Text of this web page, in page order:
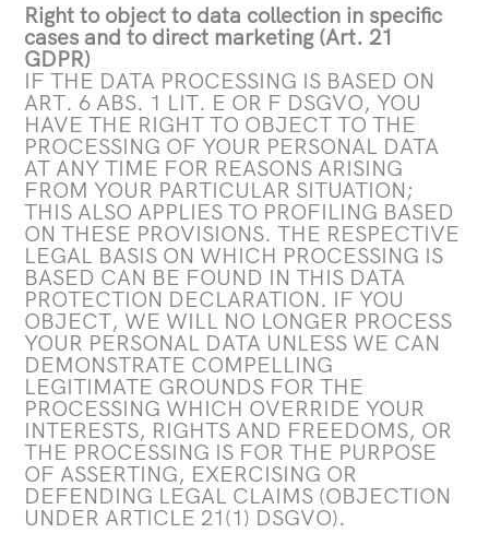
Right to object to data collection in specific
cases and to direct marketing (Art. 21
GDPR)
IF THE DATA PROCESSING IS BASED ON
ART. 6 ABS. 1 LIT. E OR F DSGVO, YOU
HAVE THE RIGHT TO OBJECT TO THE
PROCESSING OF YOUR PERSONAL DATA
AT ANY TIME FOR REASONS ARISING
FROM YOUR PARTICULAR SITUATION;
THIS ALSO APPLIES TO PROFILING BASED
ON THESE PROVISIONS. THE RESPECTIVE
LEGAL BASIS ON WHICH PROCESSING IS
BASED CAN BE FOUND IN THIS DATA
PROTECTION DECLARATION. IF YOU
OBJECT, WE WILL NO LONGER PROCESS
YOUR PERSONAL DATA UNLESS WE CAN
DEMONSTRATE COMPELLING
LEGITIMATE GROUNDS FOR THE
PROCESSING WHICH OVERRIDE YOUR
INTERESTS, RIGHTS AND FREEDOMS, OR
THE PROCESSING IS FOR THE PURPOSE
OF ASSERTING, EXERCISING OR
DEFENDING LEGAL CLAIMS (OBJECTION
UNDER ARTICLE 21(1) DSGVO).